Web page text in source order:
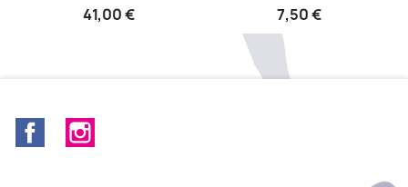
41,00 € 7,50 €
Facebook